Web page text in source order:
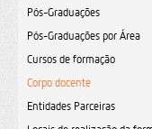
Formação
Serviços de Saúde
CESPU
Sites do grupo
Pós-Graduações
Pós-Graduações por Área
Cursos de formação
Corpo docente
Entidades Parceiras